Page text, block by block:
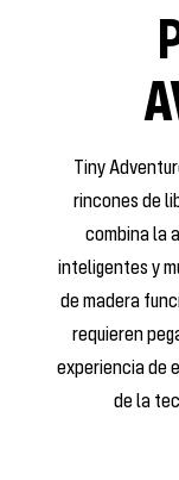
Tiny
rincones de
combina la
inteligentes y
de madera
requieren
experiencia de
de la